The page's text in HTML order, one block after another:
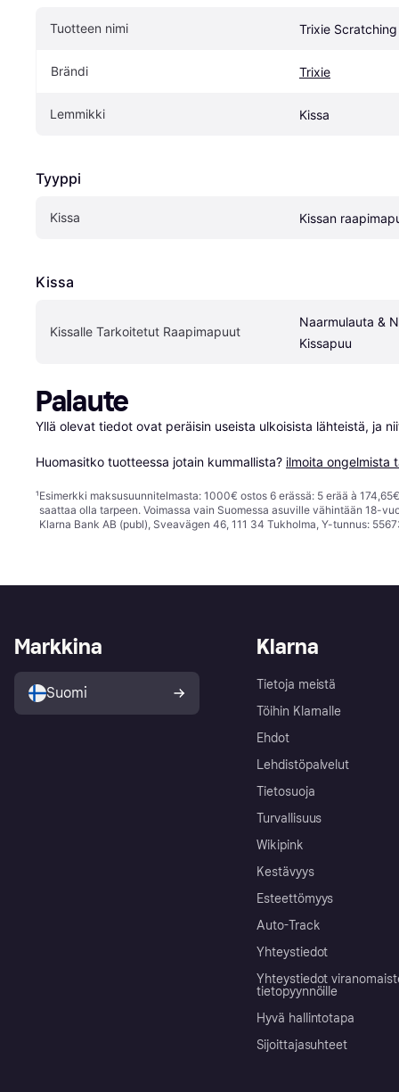
Tuotteen nimi Trixie
Brändi Trixie
Lemmikki Kissa
Tyyppi
Kissa Kissan
Kissa
Kissalle Tarkoitetut Raapimapuut
Naarmulauta &
Kissapuu
Palaute
Yllä olevat tiedot ovat peräisin useista ulkoisista lähteistä, ja
Huomasitko tuotteessa jotain kummallista? ilmoita ongelmista
¹Esimerkki maksusuunnitelmasta: 1000€ ostos 6 erässä: 5 erää à
saattaa olla tarpeen. Voimassa vain Suomessa asuville vähintään 18-
Klarna Bank AB (publ), Sveavägen 46, 111 34 Tukholma, Y-tunnus:
Klarna
Tietoja meistä
Töihin Klarnalle
Ehdot
Lehdistöpalvelut
Tietosuoja
Turvallisuus
Wikipink
Kestävyys
Esteettömyys
Auto-Track
Yhteystiedot
Yhteystiedot
tietopyynnöille
Hyvä hallintotapa
Sijoittajasuhteet
Markkina
Suomi